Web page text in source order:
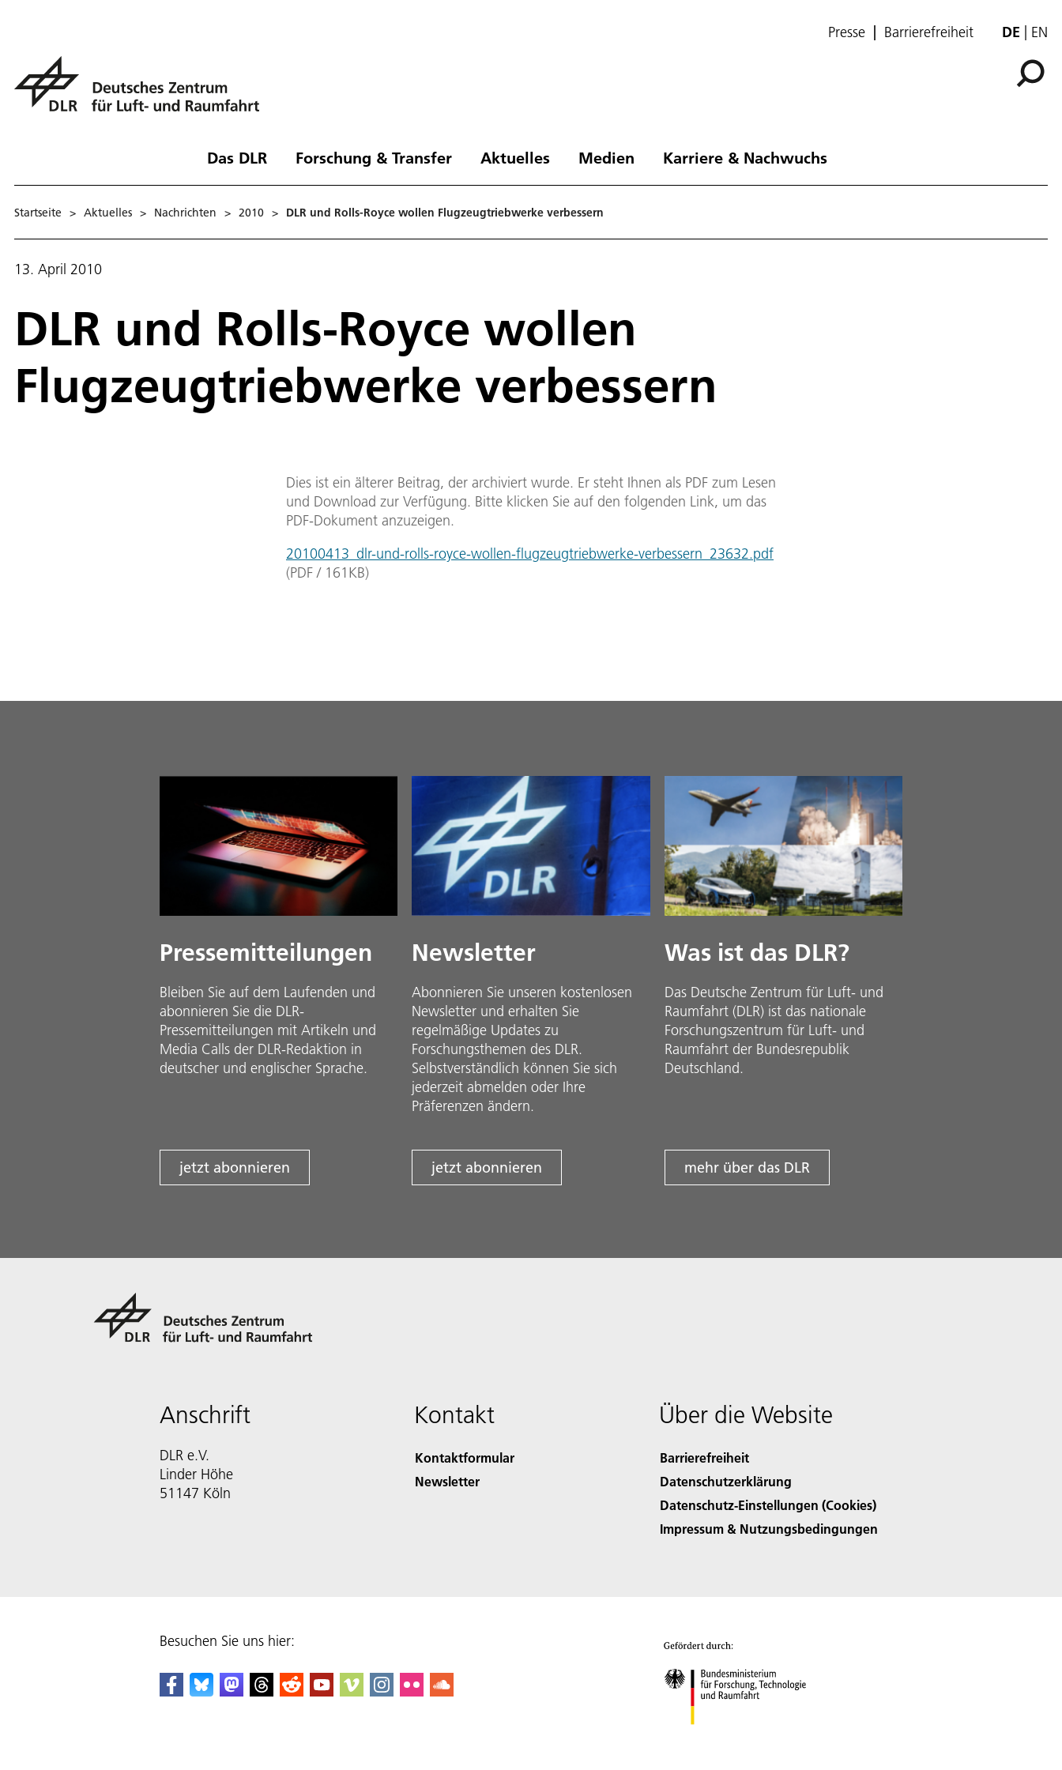
Presse Barrierefreiheit DE EN
Das DLR Forschung & Transfer Aktuelles Medien Karriere & Nachwuchs
Startseite > Aktuelles > Nachrichten > 2010 > DLR und Rolls-Royce wollen Flugzeugtriebwerke verbessern
13. April 2010
DLR und Rolls-Royce wollen
Flugzeugtriebwerke verbessern
Dies ist ein älterer Beitrag, der archiviert wurde. Er steht Ihnen als PDF zum Lesen
und Download zur Verfügung. Bitte klicken Sie auf den folgenden Link, um das
PDF-Dokument anzuzeigen.
20100413_dlr-und-rolls-royce-wollen-flugzeugtriebwerke-verbessern_23632.pdf
(PDF / 161KB)
Pressemitteilungen
Bleiben Sie auf dem Laufenden und
abonnieren Sie die DLR-
Pressemitteilungen mit Artikeln und
Media Calls der DLR-Redaktion in
deutscher und englischer Sprache.
jetzt abonnieren
Newsletter
Abonnieren Sie unseren kostenlosen
Newsletter und erhalten Sie
regelmäßige Updates zu
Forschungsthemen des DLR.
Selbstverständlich können Sie sich
jederzeit abmelden oder Ihre
Präferenzen ändern.
jetzt abonnieren
Was ist das DLR?
Das Deutsche Zentrum für Luft- und
Raumfahrt (DLR) ist das nationale
Forschungszentrum für Luft- und
Raumfahrt der Bundesrepublik
Deutschland.
mehr über das DLR
Anschrift
DLR e.V.
Linder Höhe
51147 Köln
Kontakt
Kontaktformular
Newsletter
Über die Website
Barrierefreiheit
Datenschutzerklärung
Datenschutz-Einstellungen (Cookies)
Impressum & Nutzungsbedingungen
Besuchen Sie uns hier: